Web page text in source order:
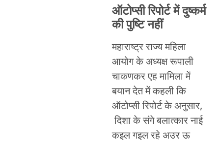
ऑटोप्सी रिपोर्ट में दुष्कर्म
की पुष्टि नहीं
महाराष्ट्र राज्य महिला
आयोग के अध्यक्ष रूपाली
चाकणकर एह मामिला में
बयान देत में कहली कि
ऑटोप्सी रिपोर्ट के अनुसार,
दिशा के संगे बलात्कार नाई
कइल गइल रहे अउर ऊ